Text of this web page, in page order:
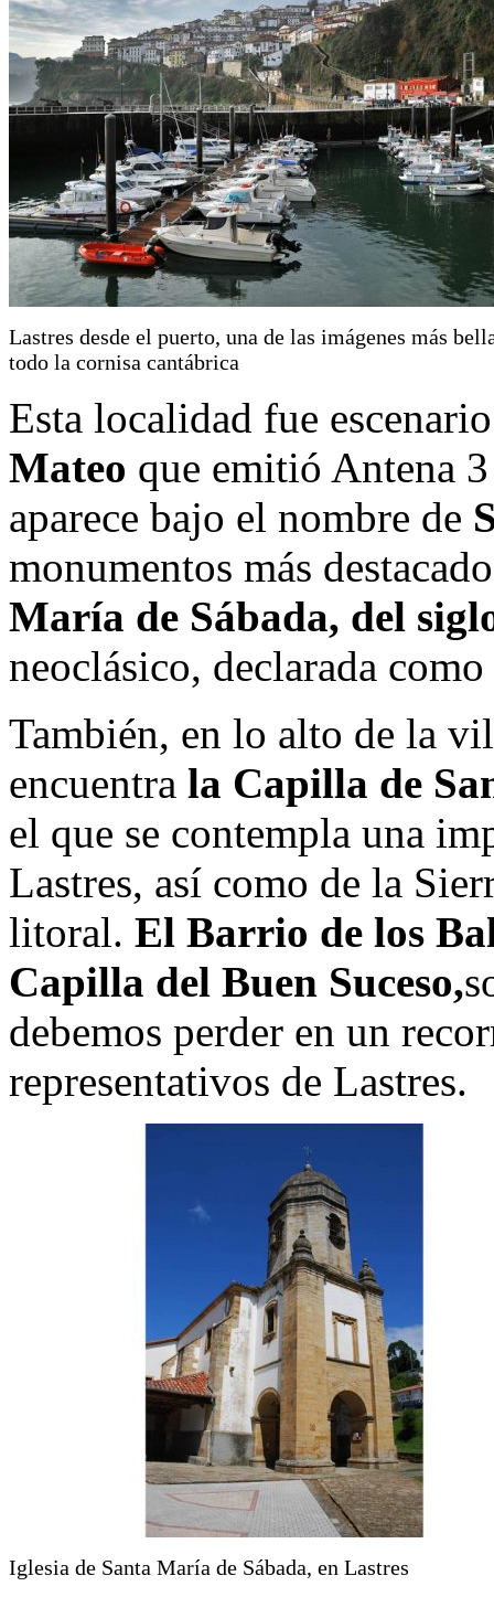
Lastres desde el puerto, una de las imágenes más
todo la cornisa cantábrica
Esta localidad fue
Mateo que emitió Antena
aparece bajo el nombre de
monumentos más
María de Sábada, del
neoclásico, declarada
También, en lo alto de la
encuentra la Capilla de
el que se contempla una
Lastres, así como de la
litoral. El Barrio de los
Capilla del Buen Suceso,
debemos perder en un
representativos de Lastres.
Iglesia de Santa María de Sábada, en Lastres